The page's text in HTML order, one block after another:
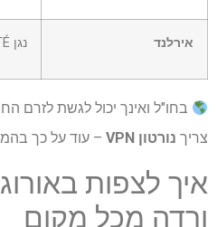
אירלנד נגן RTÉ
בחו"ל ואינך יכול לגשת לזרם
צריך נורטון VPN – עוד על כך
איך לצפות
ורדה מכל מקום